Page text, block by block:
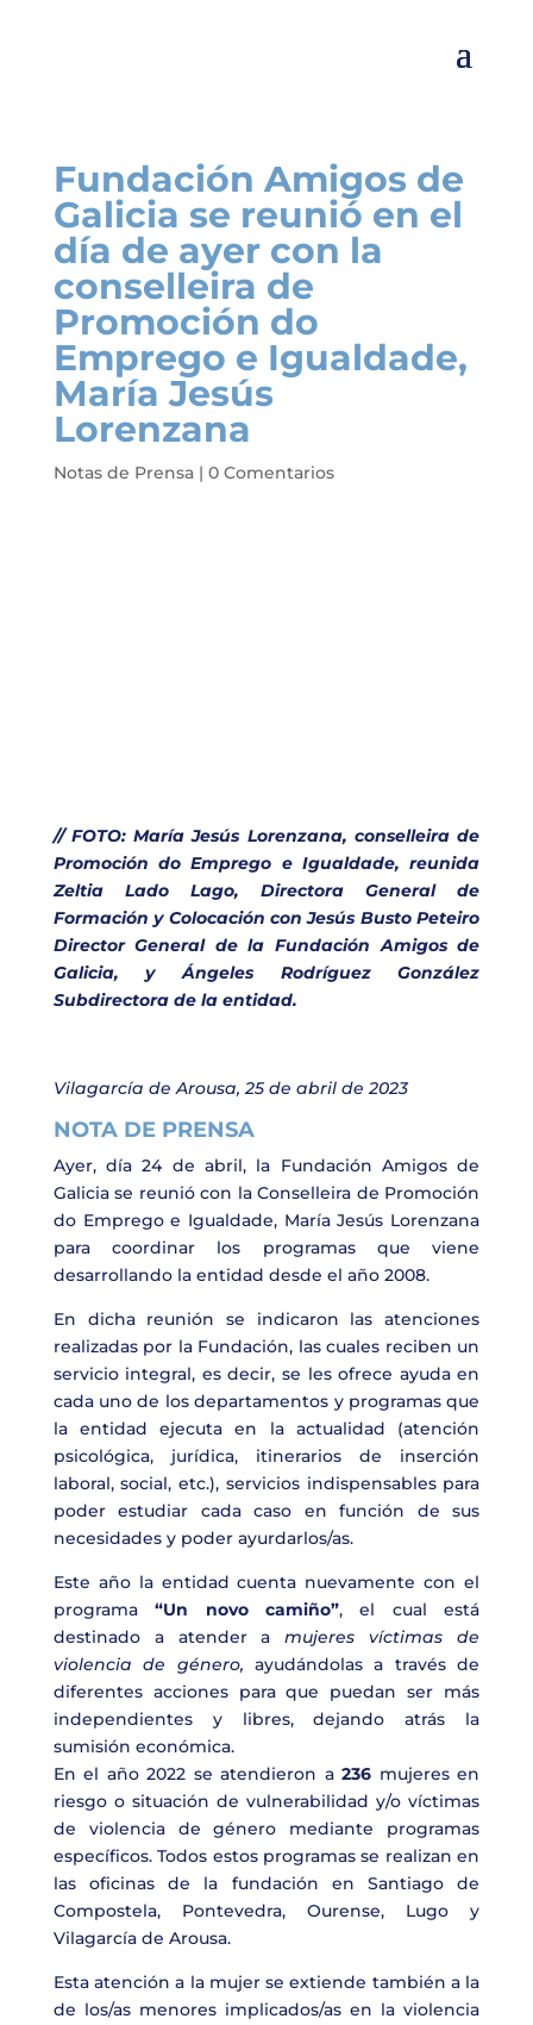
Fundación Amigos de
Galicia se reunió en el
día de ayer con la
conselleira de
Promoción do
Emprego e Igualdade,
María Jesús
Lorenzana
Notas de Prensa| 0 Comentarios
// FOTO: María Jesús Lorenzana, conselleira de
Promoción do Emprego e Igualdade, reunida
Zeltia Lado Lago, Directora General de
Formación y Colocación con Jesús Busto Peteiro
Director General de la Fundación Amigos de
Galicia, y Ángeles Rodríguez González
Subdirectora de la entidad.
Vilagarcía de Arousa, 25 de abril de 2023
NOTA DE PRENSA
Ayer, día 24 de abril, la Fundación Amigos de
Galicia se reunió con la Conselleira de Promoción
do Emprego e Igualdade, María Jesús Lorenzana
para coordinar los programas que viene
desarrollando la entidad desde el año 2008.
En dicha reunión se indicaron las atenciones
realizadas por la Fundación, las cuales reciben un
servicio integral, es decir, se les ofrece ayuda en
cada uno de los departamentos y programas que
la entidad ejecuta en la actualidad (atención
psicológica, jurídica, itinerarios de inserción
laboral, social, etc.), servicios indispensables para
poder estudiar cada caso en función de sus
necesidades y poder ayurdarlos/as.
Este año la entidad cuenta nuevamente con el
programa“Un novo camiño”, el cual está
destinado a atender a mujeres víctimas de
violencia de género, ayudándolas a través de
diferentes acciones para que puedan ser más
independientes y libres, dejando atrás la
sumisión económica.
En el año 2022 se atendieron a236 mujeres en
riesgo o situación de vulnerabilidad y/o víctimas
de violencia de género mediante programas
específicos. Todos estos programas se realizan en
las oficinas de la fundación en Santiago de
Compostela, Pontevedra, Ourense, Lugo y
Vilagarcía de Arousa.
Esta atención a la mujer se extiende también a la
de los/as menores implicados/as en la violencia